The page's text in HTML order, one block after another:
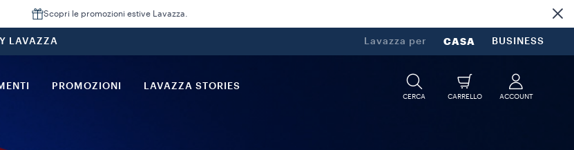
Scopri le promozioni estive Lavazza.
LAVAZZA Lavazza per CASA BUSINESS
PROMOZIONI LAVAZZA STORIES
CERCA CARRELLO ACCOUNT